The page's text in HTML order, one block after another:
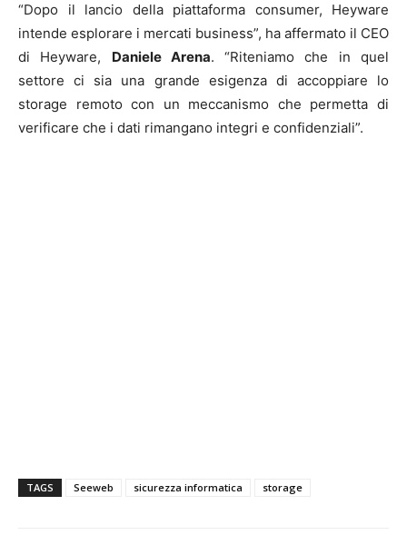
“Dopo il lancio della piattaforma consumer, Heyware
intende esplorare i mercati business”, ha affermato il CEO
di Heyware, Daniele Arena. “Riteniamo che in quel
settore ci sia una grande esigenza di accoppiare lo
storage remoto con un meccanismo che permetta di
verificare che i dati rimangano integri e confidenziali”.
TAGS Seeweb sicurezza informatica storage